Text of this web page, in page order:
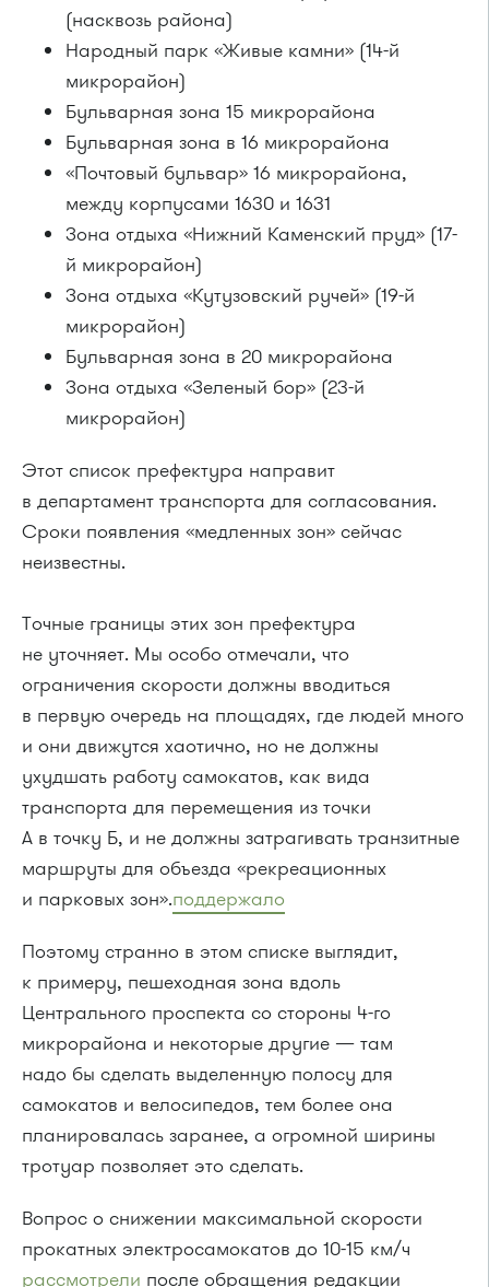
(насквозь района)
Народный парк «Живые камни» (14-й
микрорайон)
Бульварная зона 15 микрорайона
Бульварная зона в 16 микрорайона
«Почтовый бульвар» 16 микрорайона,
между корпусами 1630 и 1631
Зона отдыха «Нижний Каменский пруд» (17-
й микрорайон)
Зона отдыха «Кутузовский ручей» (19-й
микрорайон)
Бульварная зона в 20 микрорайона
Зона отдыха «Зеленый бор» (23-й
микрорайон)
Этот список префектура направит
в департамент транспорта для согласования.
Сроки появления «медленных зон» сейчас
неизвестны.
Точные границы этих зон префектура
не уточняет. Мы особо отмечали, что
ограничения скорости должны вводиться
в первую очередь на площадях, где людей много
и они движутся хаотично, но не должны
ухудшать работу самокатов, как вида
транспорта для перемещения из точки
А в точку Б, и не должны затрагивать транзитные
маршруты для объезда «рекреационных
и парковых зон».поддержало
Поэтому странно в этом списке выглядит,
к примеру, пешеходная зона вдоль
Центрального проспекта со стороны 4-го
микрорайона и некоторые другие — там
надо бы сделать выделенную полосу для
самокатов и велосипедов, тем более она
планировалась заранее, а огромной ширины
тротуар позволяет это сделать.
Вопрос о снижении максимальной скорости
прокатных электросамокатов до 10-15 км/ч
рассмотрели после обращения редакции